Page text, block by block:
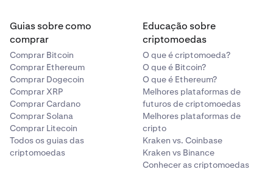
Guias sobre como
comprar
Comprar Bitcoin
Comprar Ethereum
Comprar Dogecoin
Comprar XRP
Comprar Cardano
Comprar Solana
Comprar Litecoin
Todos os guias das
criptomoedas
Educação sobre
criptomoedas
O que é criptomoeda?
O que é Bitcoin?
O que é Ethereum?
Melhores plataformas de
futuros de criptomoedas
Melhores plataformas de
cripto
Kraken vs. Coinbase
Kraken vs Binance
Conhecer as criptomoedas